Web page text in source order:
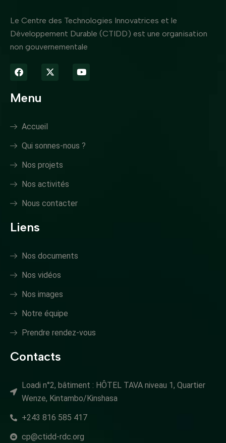
Le Centre des Technologies Innovatrices et le
Développement Durable (CTIDD) est une organisation
non gouvernementale
Menu
Accueil
Qui sonnes-nous ?
Nos projets
Nos activités
Nous contacter
Liens
Nos documents
Nos vidéos
Nos images
Notre équipe
Prendre rendez-vous
Contacts
Loadi n°2, bâtiment : HÔTEL TAVA niveau 1, Quartier
Wenze, Kintambo/Kinshasa
+243 816 585 417
cp@ctidd-rdc.org